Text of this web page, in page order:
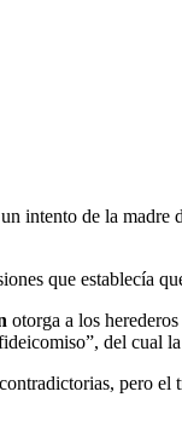
intento de la madre
que establecía
otorga a los
del cual
pero